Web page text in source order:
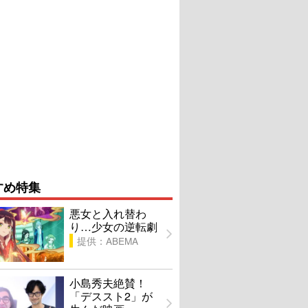
特集
悪女と入れ替わ
り…少女の逆転劇
提供：ABEMA
小島秀夫絶賛！
「デススト2」が